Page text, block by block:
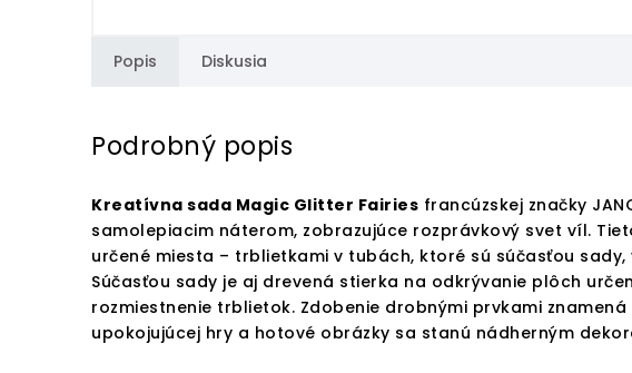
Popis Diskusia
Podrobný popis
Kreatívna sada Magic Glitter Fairies francúzskej značky
samolepiacim náterom, zobrazujúce rozprávkový svet víl.
určené miesta – trblietkami v tubách, ktoré sú súčasťou
Súčasťou sady je aj drevená stierka na odkrývanie plôch
rozmiestnenie trblietok. Zdobenie drobnými prvkami
upokojujúcej hry a hotové obrázky sa stanú nádherným